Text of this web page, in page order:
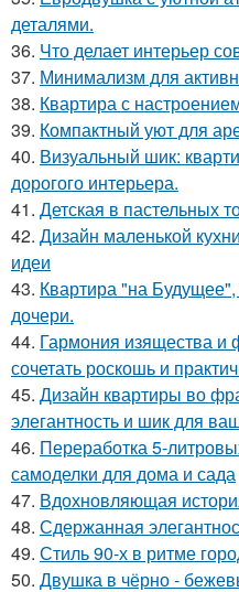
деталями.
36. Что делает интерьер
37. Минимализм для
38. Квартира с
39. Компактный уют для
40. Визуальный шик:
дорогого интерьера.
41. Детская в пастельных
42. Дизайн маленькой
идеи
43. Квартира "на
дочери.
44. Гармония изящества и
сочетать роскошь и
45. Дизайн квартиры во
элегантность и шик для
46. Переработка 5-
самоделки для дома и сада
47. Вдохновляющая
48. Сдержанная
49. Стиль 90-х в ритме
50. Двушка в чёрно -